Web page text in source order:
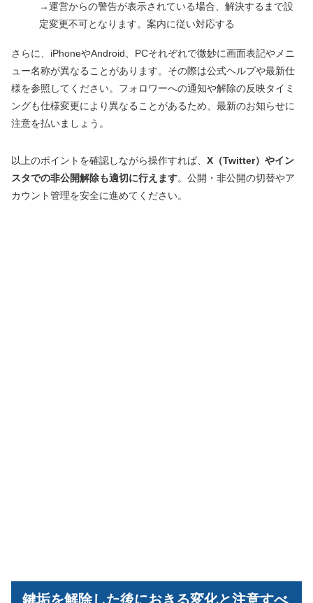
→運営からの警告が表示されている場合、解決するまで設
定変更不可となります。案内に従い対応する
さらに、iPhoneやAndroid、PCそれぞれで微妙に画面表記やメニ
ュー名称が異なることがあります。その際は公式ヘルプや最新仕
様を参照してください。フォロワーへの通知や解除の反映タイミ
ングも仕様変更により異なることがあるため、最新のお知らせに
注意を払いましょう。
以上のポイントを確認しながら操作すれば、 X（Twitter）やイン
スタでの非公開解除も適切に行えます。公開・非公開の切替やア
カウント管理を安全に進めてください。
鍵垢を解除した後におきる変化と注意すべ